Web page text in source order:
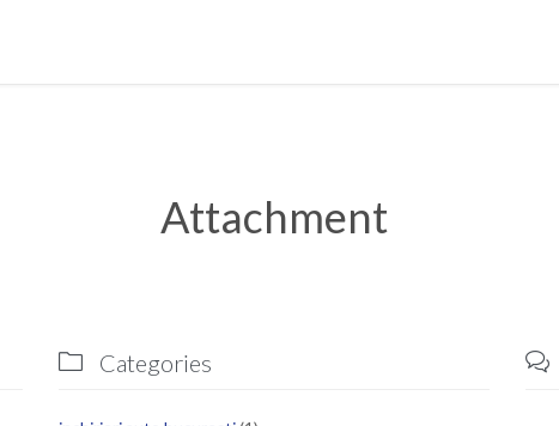
Attachment
 Categories 